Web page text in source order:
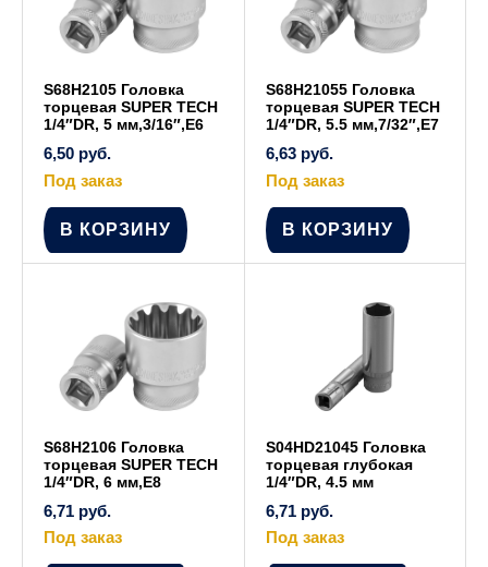
S68H2105 Головка
торцевая SUPER TECH
1/4″DR, 5 мм,3/16″,E6
6,50 руб.
Под заказ
В КОРЗИНУ
S68H21055 Головка
торцевая SUPER TECH
1/4″DR, 5.5 мм,7/32″,E7
6,63 руб.
Под заказ
В КОРЗИНУ
S68H2106 Головка
торцевая SUPER TECH
1/4″DR, 6 мм,E8
6,71 руб.
Под заказ
S04HD21045 Головка
торцевая глубокая
1/4″DR, 4.5 мм
6,71 руб.
Под заказ